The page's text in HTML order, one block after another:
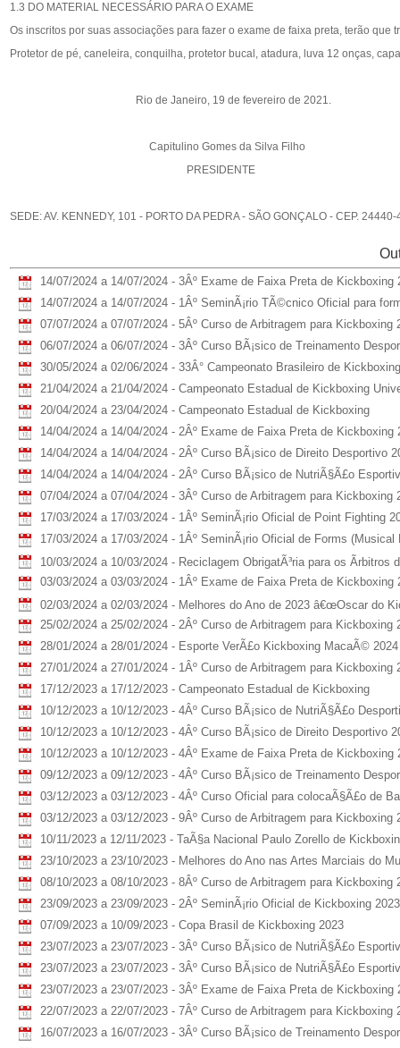
1.3 DO MATERIAL NECESSÁRIO PARA O EXAME
Os inscritos por suas associações para fazer o exame de faixa preta, terão que
Protetor de pé, caneleira, conquilha, protetor bucal, atadura, luva 12 onças,
Rio de Janeiro, 19 de fevereiro de 2021.
Capitulino Gomes da Silva Filho
PRESIDENTE
SEDE: AV. KENNEDY, 101 - PORTO DA PEDRA - SÃO GONÇALO - CEP.
14/07/2024 a 14/07/2024 - 3Âº Exame de Faixa Preta de Kickboxing
14/07/2024 a 14/07/2024 - 1Âº SeminÃ¡rio TÃ©cnico Oficial para
07/07/2024 a 07/07/2024 - 5Âº Curso de Arbitragem para Kickboxing
06/07/2024 a 06/07/2024 - 3Âº Curso BÃ¡sico de Treinamento
30/05/2024 a 02/06/2024 - 33Â° Campeonato Brasileiro de
21/04/2024 a 21/04/2024 - Campeonato Estadual de Kickboxing
20/04/2024 a 23/04/2024 - Campeonato Estadual de Kickboxing
14/04/2024 a 14/04/2024 - 2Âº Exame de Faixa Preta de Kickboxing
14/04/2024 a 14/04/2024 - 2Âº Curso BÃ¡sico de Direito Desportivo
14/04/2024 a 14/04/2024 - 2Âº Curso BÃ¡sico de NutriÃ§Ã£o
07/04/2024 a 07/04/2024 - 3Âº Curso de Arbitragem para Kickboxing
17/03/2024 a 17/03/2024 - 1Âº SeminÃ¡rio Oficial de Point Fighting
17/03/2024 a 17/03/2024 - 1Âº SeminÃ¡rio Oficial de Forms
10/03/2024 a 10/03/2024 - Reciclagem ObrigatÃ³ria para os
03/03/2024 a 03/03/2024 - 1Âº Exame de Faixa Preta de Kickboxing
02/03/2024 a 02/03/2024 - Melhores do Ano de 2023 â€œOscar do
25/02/2024 a 25/02/2024 - 2Âº Curso de Arbitragem para Kickboxing
28/01/2024 a 28/01/2024 - Esporte VerÃ£o Kickboxing MacaÃ© 2024
27/01/2024 a 27/01/2024 - 1Âº Curso de Arbitragem para Kickboxing
17/12/2023 a 17/12/2023 - Campeonato Estadual de Kickboxing
10/12/2023 a 10/12/2023 - 4Âº Curso BÃ¡sico de NutriÃ§Ã£o
10/12/2023 a 10/12/2023 - 4Âº Curso BÃ¡sico de Direito Desportivo
10/12/2023 a 10/12/2023 - 4Âº Exame de Faixa Preta de Kickboxing
09/12/2023 a 09/12/2023 - 4Âº Curso BÃ¡sico de Treinamento
03/12/2023 a 03/12/2023 - 4Âº Curso Oficial para colocaÃ§Ã£o de
03/12/2023 a 03/12/2023 - 9Âº Curso de Arbitragem para Kickboxing
10/11/2023 a 12/11/2023 - TaÃ§a Nacional Paulo Zorello de
23/10/2023 a 23/10/2023 - Melhores do Ano nas Artes Marciais do
08/10/2023 a 08/10/2023 - 8Âº Curso de Arbitragem para Kickboxing
23/09/2023 a 23/09/2023 - 2Âº SeminÃ¡rio Oficial de Kickboxing
07/09/2023 a 10/09/2023 - Copa Brasil de Kickboxing 2023
23/07/2023 a 23/07/2023 - 3Âº Curso BÃ¡sico de NutriÃ§Ã£o
23/07/2023 a 23/07/2023 - 3Âº Curso BÃ¡sico de NutriÃ§Ã£o
23/07/2023 a 23/07/2023 - 3Âº Exame de Faixa Preta de Kickboxing
22/07/2023 a 22/07/2023 - 7Âº Curso de Arbitragem para Kickboxing
16/07/2023 a 16/07/2023 - 3Âº Curso BÃ¡sico de Treinamento